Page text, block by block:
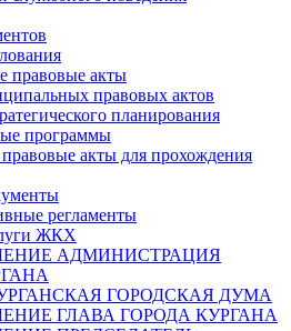
правовые акты
правовых актов
планирования
программы
акты для прохождения
регламенты
ЖКХ
АДМИНИСТРАЦИЯ
ГОРОДСКАЯ ДУМА
ГЛАВА ГОРОДА КУРГАНА